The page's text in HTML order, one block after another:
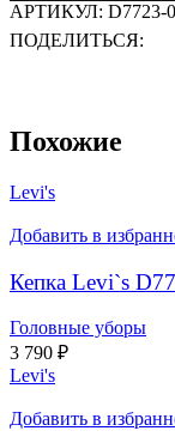
АРТИКУЛ: D7723-
ПОДЕЛИТЬСЯ:
Похожие
Levi's
Добавить в
Кепка Levi`s
Головные уборы
3 790 ₽
Levi's
Добавить в